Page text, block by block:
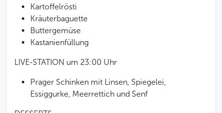
Kartoffelrösti
Kräuterbaguette
Buttergemüse
Kastanienfüllung
LIVE-STATION um 23:00 Uhr
Prager Schinken mit Linsen, Spiegelei,
Essiggurke, Meerrettich und Senf